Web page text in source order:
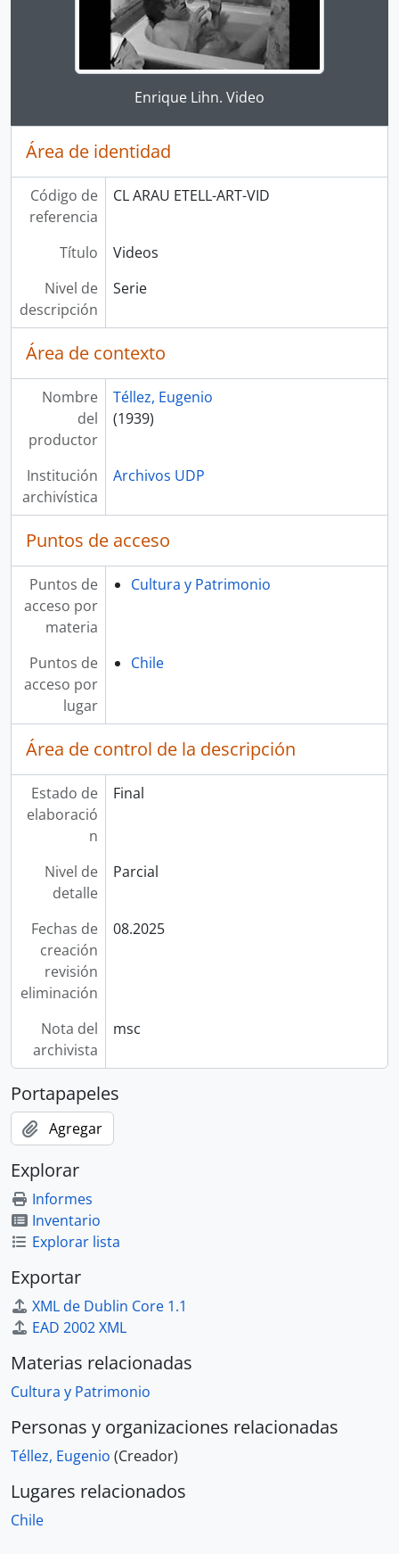
Clicking this description title link will open the
Enrique Lihn. Video
Área de identidad
Código de
referencia
CL ARAU ETELL-ART-VID
Título
Videos
Nivel de
descripción
Serie
Área de contexto
Nombre
del
productor
Téllez, Eugenio
(1939)
Institución
archivística
Archivos UDP
Puntos de acceso
Puntos de
acceso por
materia
Cultura y Patrimonio
Puntos de
acceso por
lugar
Chile
Área de control de la descripción
Estado de
elaboració
n
Final
Nivel de
detalle
Parcial
Fechas de
creación
revisión
eliminación
08.2025
Nota del
archivista
msc
Portapapeles
Agregar
Explorar
Informes
Inventario
Explorar lista
Exportar
XML de Dublin Core 1.1
EAD 2002 XML
Materias relacionadas
Cultura y Patrimonio
Personas y organizaciones relacionadas
Téllez, Eugenio (Creador)
Lugares relacionados
Chile